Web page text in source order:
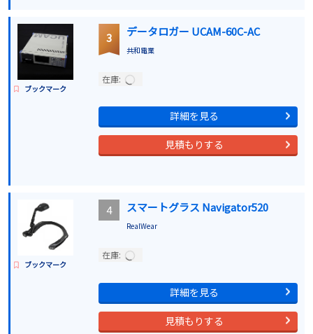
ブックマーク
3 データロガー UCAM-60C-AC
共和電業
在庫:
詳細を見る
見積もりする
ブックマーク
4 スマートグラス Navigator520
RealWear
在庫:
詳細を見る
見積もりする